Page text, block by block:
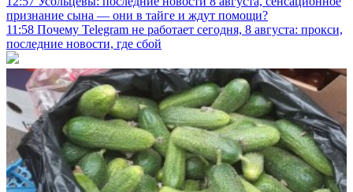
признание сына — они в тайге и ждут помощи?
11:58 Почему Telegram не работает сегодня, 8 августа: прокси,
последние новости, где сбой